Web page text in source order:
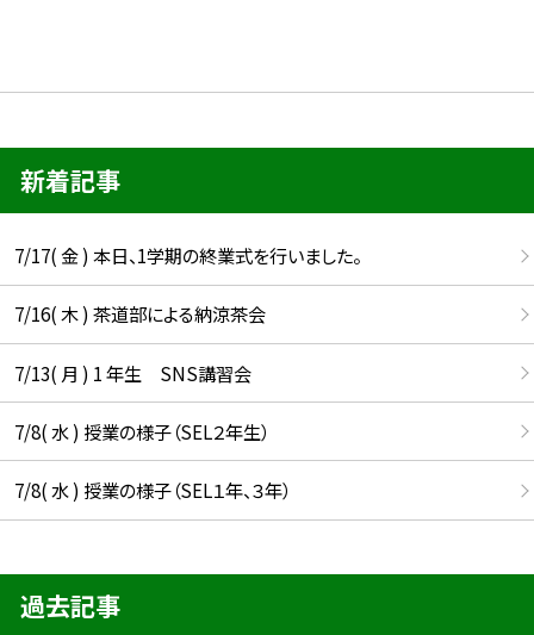
新着記事
7/17( 金 ) 本日、1学期の終業式を行いました。
7/16( 木 ) 茶道部による納涼茶会
7/13( 月 ) 1 年生 SNS講習会
7/8( 水 ) 授業の様子（SEL２年生）
7/8( 水 ) 授業の様子（SEL１年、３年）
過去記事